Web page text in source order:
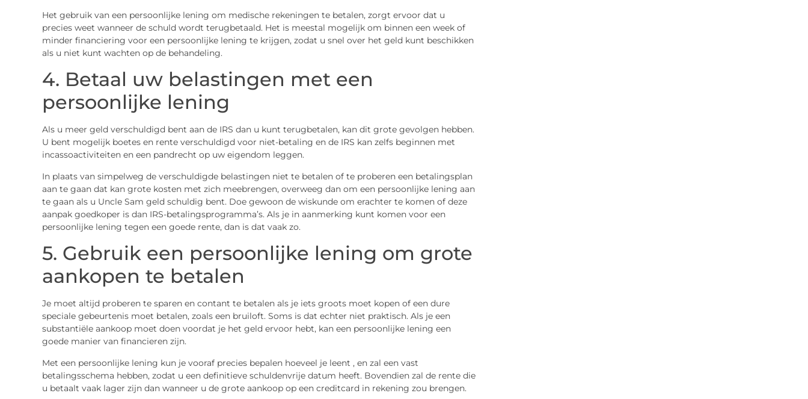
Het gebruik van een persoonlijke lening om medische rekeningen te betalen, zorgt ervoor dat u
precies weet wanneer de schuld wordt terugbetaald. Het is meestal mogelijk om binnen een week of
minder financiering voor een persoonlijke lening te krijgen, zodat u snel over het geld kunt beschikken
als u niet kunt wachten op de behandeling.
4. Betaal uw belastingen met een
persoonlijke lening
Als u meer geld verschuldigd bent aan de IRS dan u kunt terugbetalen, kan dit grote gevolgen hebben.
U bent mogelijk boetes en rente verschuldigd voor niet-betaling en de IRS kan zelfs beginnen met
incassoactiviteiten en een pandrecht op uw eigendom leggen.
In plaats van simpelweg de verschuldigde belastingen niet te betalen of te proberen een betalingsplan
aan te gaan dat kan grote kosten met zich meebrengen, overweeg dan om een persoonlijke lening aan
te gaan als u Uncle Sam geld schuldig bent. Doe gewoon de wiskunde om erachter te komen of deze
aanpak goedkoper is dan IRS-betalingsprogramma’s. Als je in aanmerking kunt komen voor een
persoonlijke lening tegen een goede rente, dan is dat vaak zo.
5. Gebruik een persoonlijke lening om grote
aankopen te betalen
Je moet altijd proberen te sparen en contant te betalen als je iets groots moet kopen of een dure
speciale gebeurtenis moet betalen, zoals een bruiloft. Soms is dat echter niet praktisch. Als je een
substantiële aankoop moet doen voordat je het geld ervoor hebt, kan een persoonlijke lening een
goede manier van financieren zijn.
Met een persoonlijke lening kun je vooraf precies bepalen hoeveel je leent , en zal een vast
betalingsschema hebben, zodat u een definitieve schuldenvrije datum heeft. Bovendien zal de rente die
u betaalt vaak lager zijn dan wanneer u de grote aankoop op een creditcard in rekening zou brengen.